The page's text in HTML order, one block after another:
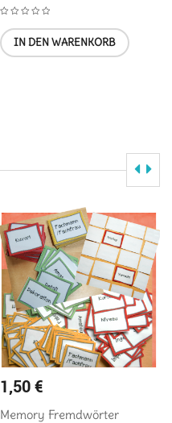
IN DEN WARENKORB
1,50€
Memory Fremdwörter